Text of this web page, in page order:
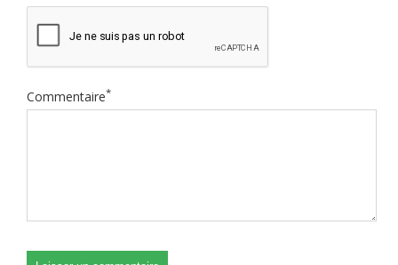
Commentaire*